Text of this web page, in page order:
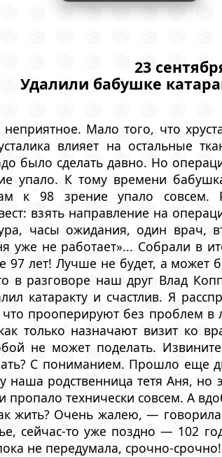
23
Удалили бабушке
Мало того, что
влияет на остальные
было сделать давно. Но
упало. К тому времени
к 98 зрение упало
взять направление на
часы ожидания, один врач,
уже не работает»... Собрали в
лет! Лучше не будет, а может
в разговоре наш друг Влад
катаракту и счастлив. Я
прооперируют без проблем
только назначают визит ко
не может поделать.
С пониманием. Прошло еще
наша родственница тетя Аня,
пропало технически совсем. А
жить? Очень жалею, —
сейчас-то уже поздно — 102
не передумала, срочно-